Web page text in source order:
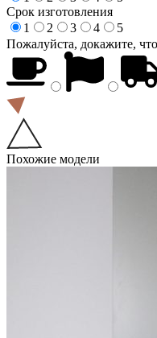
Срок изготовления
1
2 3 4
5
Пожалуйста, докажите,
Похожие модели